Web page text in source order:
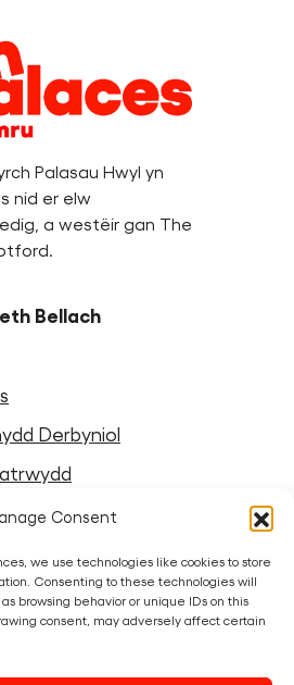
Consent
we use technologies like cookies to store
Consenting to these technologies will
browsing behavior or unique IDs on this
consent, may adversely affect certain
Palasau Hwyl yn
nid er elw
a westëir gan The
Bellach
Derbyniol
Amodau Crewyr
Amodau Gwefan
Hwyl